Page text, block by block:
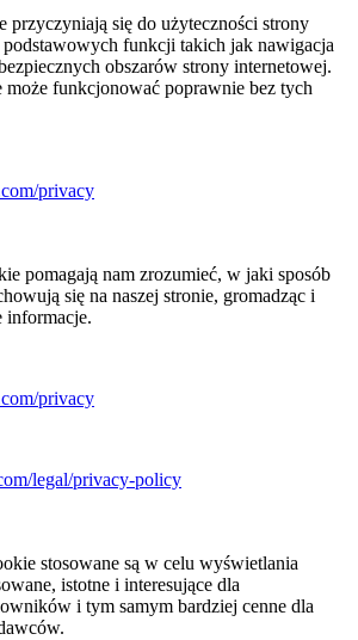
przyczyniają się do użyteczności strony
funkcji takich jak nawigacja
obszarów strony internetowej.
może funkcjonować poprawnie bez tych
privacy
pomagają nam zrozumieć, w jaki sposób
się na naszej stronie, gromadząc i
informacje.
privacy
legal/privacy-policy
stosowane są w celu wyświetlania
istotne i interesujące dla
i tym samym bardziej cenne dla